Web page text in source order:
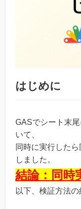
はじめに
GASでシート末
いて、
同時に実行した
しました。
結論：同時
以下、検証方法の